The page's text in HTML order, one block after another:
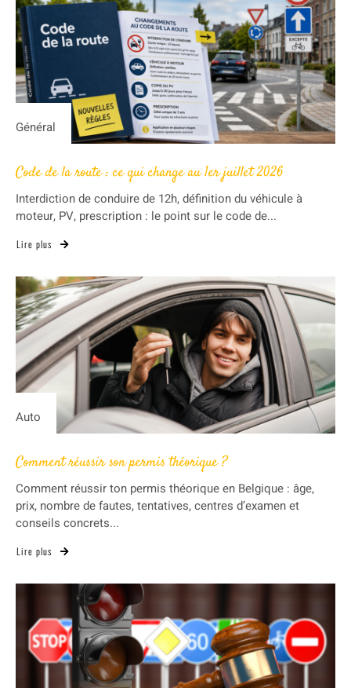
Général
Code de la route : ce qui change au 1er juillet 2026
Interdiction de conduire de 12h, définition du véhicule à
moteur, PV, prescription : le point sur le code de...
Lire plus
Auto
Comment réussir son permis théorique ?
Comment réussir ton permis théorique en Belgique : âge,
prix, nombre de fautes, tentatives, centres d’examen et
conseils concrets...
Lire plus